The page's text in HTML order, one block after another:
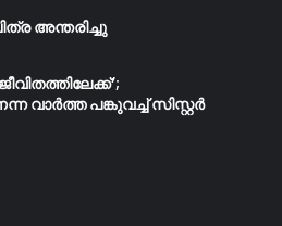
അന്തരിച്ചു
വാർത്ത പങ്കുവച്ച് സിസ്റ്റർ